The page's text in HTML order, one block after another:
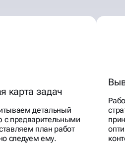
карта задач
детальный
с предварительными
план работ
следуем ему.